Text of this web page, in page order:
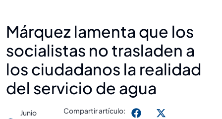
Márquez lamenta que los
socialistas no trasladen a
los ciudadanos la realidad
del servicio de agua
Junio
Compartir artículo: